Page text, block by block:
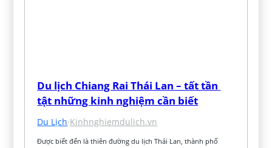
Du lịch Chiang Rai Thái Lan – tất tần
tật những kinh nghiệm cần biết
Du Lịch·Kinhnghiemdulich.vn
Được biết đến là thiên đường du lịch Thái Lan, thành phố